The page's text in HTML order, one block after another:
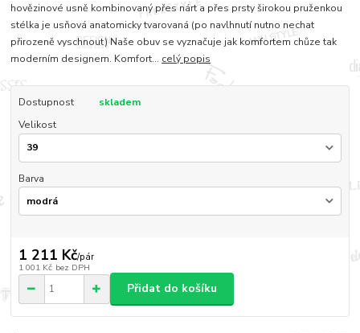
hovězinové usně kombinovaný přes nárt a přes prsty širokou pruženkou
stélka je usňová anatomicky tvarovaná (po navlhnutí nutno nechat
přirozeně vyschnout) Naše obuv se vyznačuje jak komfortem chůze tak
moderním designem. Komfort... celý popis
Dostupnost
skladem
Velikost
Barva
1 211 Kč/pár
1 001 Kč bez DPH
Přidat do košíku